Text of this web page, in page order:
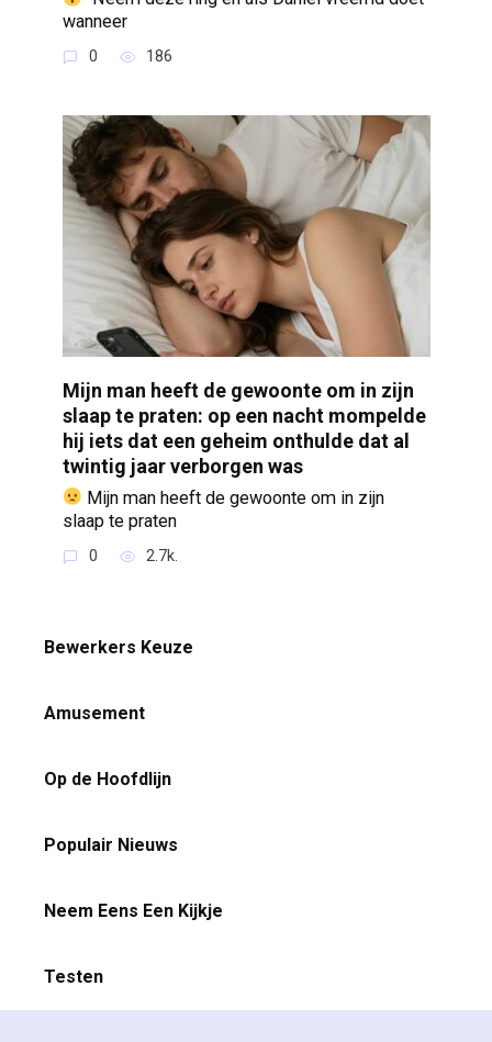
wanneer
0 186
Mijn man heeft de gewoonte om in zijn
slaap te praten: op een nacht mompelde
hij iets dat een geheim onthulde dat al
twintig jaar verborgen was
Mijn man heeft de gewoonte om in zijn
slaap te praten
0 2.7k.
Bewerkers Keuze
Amusement
Op de Hoofdlijn
Populair Nieuws
Neem Eens Een Kijkje
Testen